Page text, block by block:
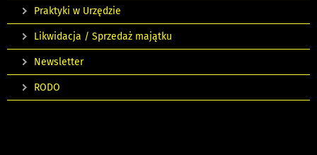
Praktyki w Urzędzie
Likwidacja / Sprzedaż majątku
Newsletter
RODO